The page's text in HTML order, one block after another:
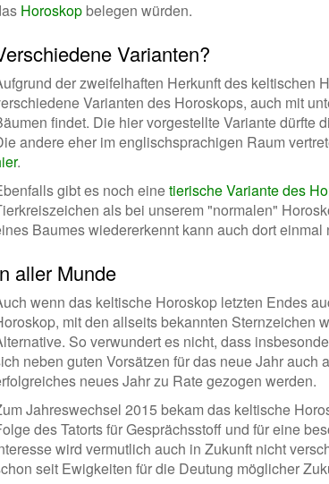
Horoskop belegen würden.
Varianten?
der zweifelhaften Herkunft des keltischen
Varianten des Horoskops, auch mit
findet. Die hier vorgestellte Variante dürfte
andere eher im englischsprachigen Raum
.
gibt es noch einetierische Variante des
als bei unserem "normalen"
Baumes wiedererkennt kann auch dort einmal
aller Munde
wenn das keltische Horoskop letzten Endes
mit den allseits bekannten Sternzeichen
So verwundert es nicht, dass
neben guten Vorsätzen für das neue Jahr auch
neues Jahr zu Rate gezogen werden.
Jahreswechsel 2015 bekam das keltische
des Tatorts für Gesprächsstoff und für eine
wird vermutlich auch in Zukunft nicht
seit Ewigkeiten für die Deutung möglicher